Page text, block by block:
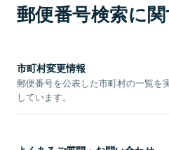
郵便番号検索に
市町村変更情報
郵便番号を公表した市町村の一覧を
しています。